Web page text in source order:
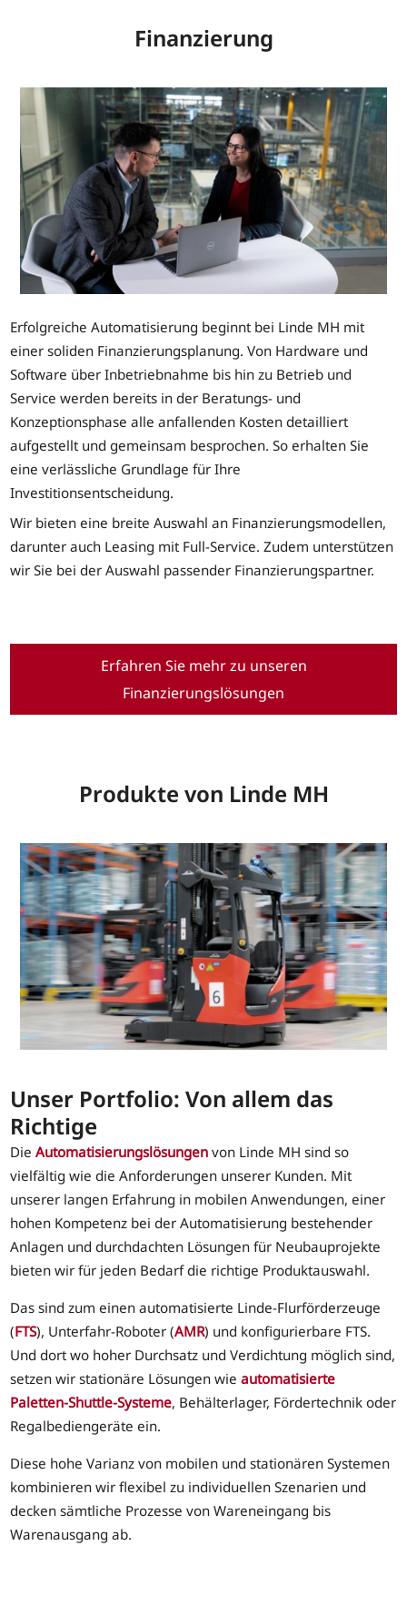
Finanzierung
Erfolgreiche Automatisierung beginnt bei Linde MH mit
einer soliden Finanzierungsplanung. Von Hardware und
Software über Inbetriebnahme bis hin zu Betrieb und
Service werden bereits in der Beratungs- und
Konzeptionsphase alle anfallenden Kosten detailliert
aufgestellt und gemeinsam besprochen. So erhalten Sie
eine verlässliche Grundlage für Ihre
Investitionsentscheidung.
Wir bieten eine breite Auswahl an Finanzierungsmodellen,
darunter auch Leasing mit Full-Service. Zudem unterstützen
wir Sie bei der Auswahl passender Finanzierungspartner.
Erfahren Sie mehr zu unseren
Finanzierungslösungen
Produkte von Linde MH
Unser Portfolio: Von allem das
Richtige
DieAutomatisierungslösungen von Linde MH sind so
vielfältig wie die Anforderungen unserer Kunden. Mit
unserer langen Erfahrung in mobilen Anwendungen, einer
hohen Kompetenz bei der Automatisierung bestehender
Anlagen und durchdachten Lösungen für Neubauprojekte
bieten wir für jeden Bedarf die richtige Produktauswahl.
Das sind zum einen automatisierte Linde-Flurförderzeuge
(FTS), Unterfahr-Roboter (AMR) und konfigurierbare FTS.
Und dort wo hoher Durchsatz und Verdichtung möglich sind,
setzen wir stationäre Lösungen wieautomatisierte
Paletten-Shuttle-Systeme, Behälterlager, Fördertechnik oder
Regalbediengeräte ein.
Diese hohe Varianz von mobilen und stationären Systemen
kombinieren wir flexibel zu individuellen Szenarien und
decken sämtliche Prozesse von Wareneingang bis
Warenausgang ab.